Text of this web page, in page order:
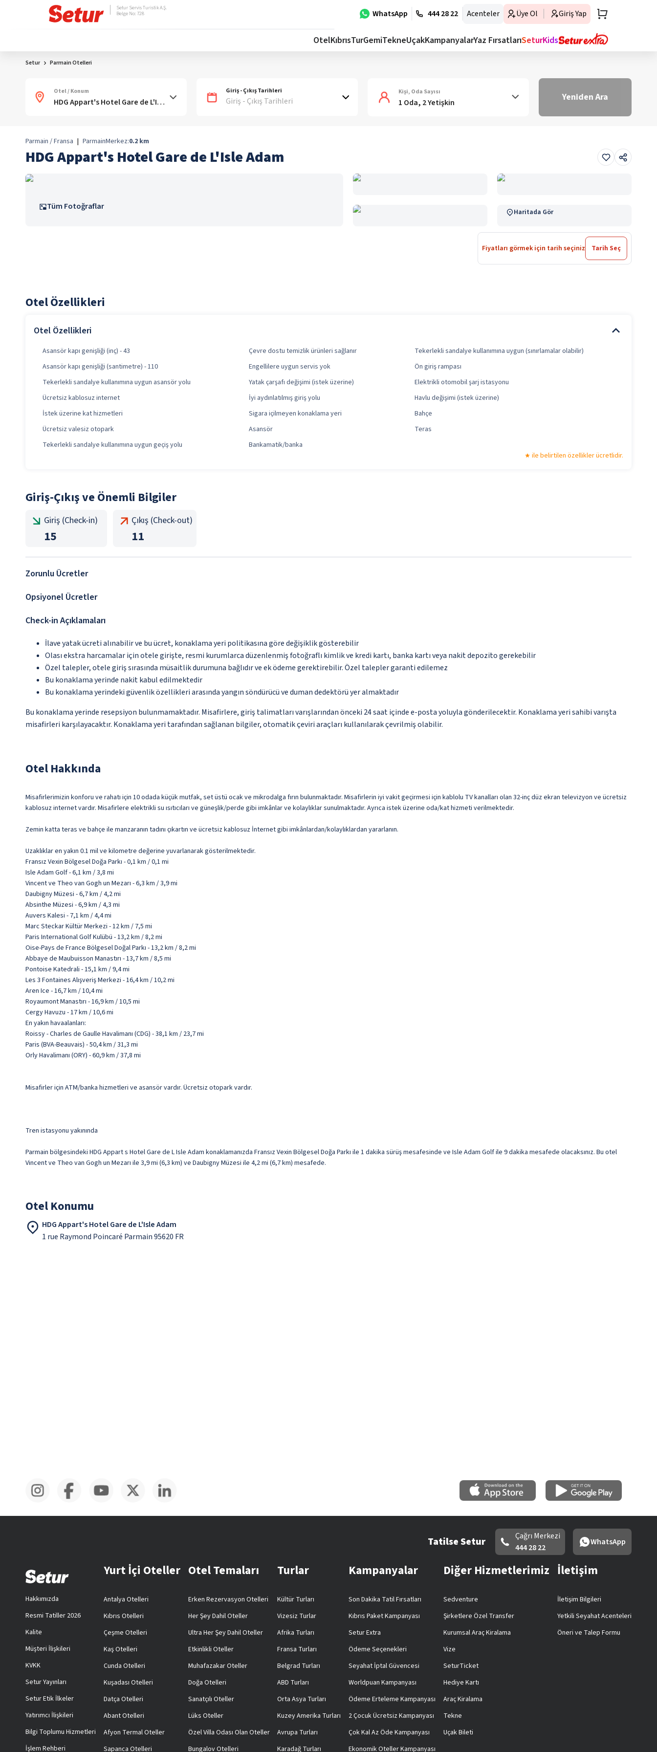
WhatsApp 444 28 22 Acenteler Üye Ol Giriş Yap
Setur Servis Turistik A.Ş.
Belge No: 728
OtelKıbrısTurGemiTekneUçakKampanyalarYaz FırsatlarıSeturKids
Setur Parmain Otelleri
Otel / Konum Giriş - Çıkış Tarihleri
Giriş - Çıkış Tarihleri
Kişi, Oda Sayısı
1 Oda, 2 Yetişkin Yeniden Ara
Parmain / Fransa | ParmainMerkez:0.2 km
HDG Appart's Hotel Gare de L'Isle Adam
Tüm Fotoğraflar
Haritada Gör
Fiyatları görmek için tarih seçiniz Tarih Seç
Otel Özellikleri
Otel Özellikleri
Asansör kapı genişliği (inç) - 43 Çevre dostu temizlik ürünleri sağlanır
Tekerlekli sandalye kullanımına uygun (sınırlamalar olabilir)
Asansör kapı genişliği (santimetre) - 110
Engellilere uygun servis yok
Ön giriş rampası
Tekerlekli sandalye kullanımına uygun asansör yolu
Yatak çarşafı değişimi (istek üzerine)
Elektrikli otomobil şarj istasyonu
Ücretsiz kablosuz internet
İyi aydınlatılmış giriş yolu
Havlu değişimi (istek üzerine)
İstek üzerine kat hizmetleri
Sigara içilmeyen konaklama yeri
Bahçe
Ücretsiz valesiz otopark
Asansör
Teras
Tekerlekli sandalye kullanımına uygun geçiş yolu
Bankamatik/banka
ile belirtilen özellikler ücretlidir.
Giriş-Çıkış ve Önemli Bilgiler
Giriş (Check-in)
15
Çıkış (Check-out)
11
Zorunlu Ücretler
Opsiyonel Ücretler
Check-in Açıklamaları
İlave yatak ücreti alınabilir ve bu ücret, konaklama yeri politikasına göre değişiklik gösterebilir
Olası ekstra harcamalar için otele girişte, resmi kurumlarca düzenlenmiş fotoğraflı kimlik ve kredi kartı, banka kartı veya nakit depozito gerekebilir
Özel talepler, otele giriş sırasında müsaitlik durumuna bağlıdır ve ek ödeme gerektirebilir. Özel talepler garanti edilemez
Bu konaklama yerinde nakit kabul edilmektedir
Bu konaklama yerindeki güvenlik özellikleri arasında yangın söndürücü ve duman dedektörü yer almaktadır
Bu konaklama yerinde resepsiyon bulunmamaktadır. Misafirlere, giriş talimatları varışlarından önceki 24 saat içinde e-posta yoluyla gönderilecektir. Konaklama yeri sahibi varışta
misafirleri karşılayacaktır. Konaklama yeri tarafından sağlanan bilgiler, otomatik çeviri araçları kullanılarak çevrilmiş olabilir.
Otel Hakkında
Misafirlerimizin konforu ve rahatı için 10 odada küçük mutfak, set üstü ocak ve mikrodalga fırın bulunmaktadır. Misafirlerin iyi vakit geçirmesi için kablolu TV kanalları olan 32-inç düz ekran televizyon ve ücretsiz
kablosuz internet vardır. Misafirlere elektrikli su ısıtıcıları ve güneşlik/perde gibi imkânlar ve kolaylıklar sunulmaktadır. Ayrıca istek üzerine oda/kat hizmeti verilmektedir.
Zemin katta teras ve bahçe ile manzaranın tadını çıkartın ve ücretsiz kablosuz İnternet gibi imkânlardan/kolaylıklardan yararlanın.
Uzaklıklar en yakın 0.1 mil ve kilometre değerine yuvarlanarak gösterilmektedir.
Fransız Vexin Bölgesel Doğa Parkı - 0,1 km / 0,1 mi
Isle Adam Golf - 6,1 km / 3,8 mi
Vincent ve Theo van Gogh un Mezarı - 6,3 km / 3,9 mi
Daubigny Müzesi - 6,7 km / 4,2 mi
Absinthe Müzesi - 6,9 km / 4,3 mi
Auvers Kalesi - 7,1 km / 4,4 mi
Marc Steckar Kültür Merkezi - 12 km / 7,5 mi
Paris International Golf Kulübü - 13,2 km / 8,2 mi
Oise-Pays de France Bölgesel Doğal Parkı - 13,2 km / 8,2 mi
Abbaye de Maubuisson Manastırı - 13,7 km / 8,5 mi
Pontoise Katedrali - 15,1 km / 9,4 mi
Les 3 Fontaines Alışveriş Merkezi - 16,4 km / 10,2 mi
Aren Ice - 16,7 km / 10,4 mi
Royaumont Manastırı - 16,9 km / 10,5 mi
Cergy Havuzu - 17 km / 10,6 mi
En yakın havaalanları:
Roissy - Charles de Gaulle Havalimanı (CDG) - 38,1 km / 23,7 mi
Paris (BVA-Beauvais) - 50,4 km / 31,3 mi
Orly Havalimanı (ORY) - 60,9 km / 37,8 mi
Misafirler için ATM/banka hizmetleri ve asansör vardır. Ücretsiz otopark vardır.
Tren istasyonu yakınında
Parmain bölgesindeki HDG Appart s Hotel Gare de L Isle Adam konaklamanızda Fransız Vexin Bölgesel Doğa Parkı ile 1 dakika sürüş mesafesinde ve Isle Adam Golf ile 9 dakika mesafede olacaksınız. Bu otel
Vincent ve Theo van Gogh un Mezarı ile 3,9 mi (6,3 km) ve Daubigny Müzesi ile 4,2 mi (6,7 km) mesafede.
Otel Konumu
HDG Appart's Hotel Gare de L'Isle Adam
1 rue Raymond Poincaré Parmain 95620 FR
Tatilse Setur
Çağrı Merkezi
444 28 22
WhatsApp
Hakkımızda
Resmi Tatiller 2026
Kalite
Müşteri İlişkileri
KVKK
Setur Yayınları
Setur Etik İlkeler
Yatırımcı İlişkileri
Bilgi Toplumu Hizmetleri
İşlem Rehberi
Yurt İçi Oteller
Antalya Otelleri
Kıbrıs Otelleri
Çeşme Otelleri
Kaş Otelleri
Cunda Otelleri
Kuşadası Otelleri
Datça Otelleri
Abant Otelleri
Afyon Termal Oteller
Sapanca Otelleri
Otel Temaları
Erken Rezervasyon Otelleri
Her Şey Dahil Oteller
Ultra Her Şey Dahil Oteller
Etkinlikli Oteller
Muhafazakar Oteller
Doğa Otelleri
Sanatçılı Oteller
Lüks Oteller
Özel Villa Odası Olan Oteller
Bungalov Otelleri
Turlar
Kültür Turları
Vizesiz Turlar
Afrika Turları
Fransa Turları
Belgrad Turları
ABD Turları
Orta Asya Turları
Kuzey Amerika Turları
Avrupa Turları
Karadağ Turları
Kampanyalar
Son Dakika Tatil Fırsatları
Kıbrıs Paket Kampanyası
Setur Extra
Ödeme Seçenekleri
Seyahat İptal Güvencesi
Worldpuan Kampanyası
Ödeme Erteleme Kampanyası
2 Çocuk Ücretsiz Kampanyası
Çok Kal Az Öde Kampanyası
Ekonomik Oteller Kampanyası
Diğer Hizmetlerimiz
Sedventure
Şirketlere Özel Transfer
Kurumsal Araç Kiralama
Vize
SeturTicket
Hediye Kartı
Araç Kiralama
Tekne
Uçak Bileti
İletişim
İletişim Bilgileri
Yetkili Seyahat Acenteleri
Öneri ve Talep Formu